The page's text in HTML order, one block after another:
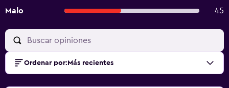
Malo
45
Ordenar por: Más recientes